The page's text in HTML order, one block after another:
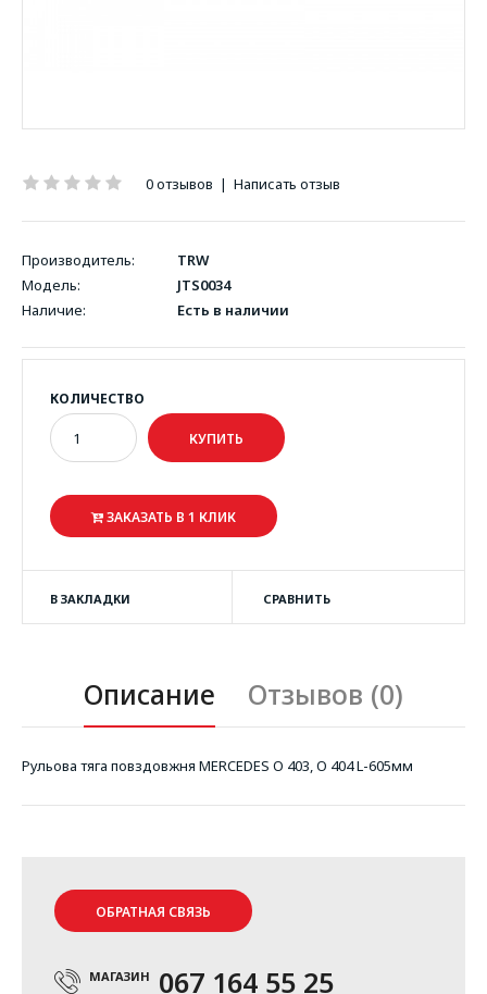
0 отзывов | Написать отзыв
Производитель:
TRW
Модель:
JTS0034
Наличие:
Есть в наличии
КОЛИЧЕСТВО
ЗАКАЗАТЬ В 1 КЛИК
В ЗАКЛАДКИ СРАВНИТЬ
Описание Отзывов (0)
Рульова тяга повздовжня MERCEDES O 403, O 404 L-605мм
ОБРАТНАЯ СВЯЗЬ
МАГАЗИН 067 164 55 25